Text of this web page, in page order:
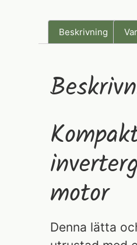
Beskrivning
motor
Denna lätta